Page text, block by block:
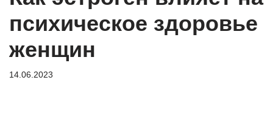
психическое здоровье
женщин
14.06.2023